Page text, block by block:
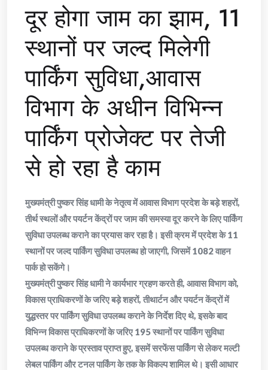
दूर होगा जाम का झाम, 11
स्थानों पर जल्द मिलेगी
पार्किंग सुविधा,आवास
विभाग के अधीन विभिन्न
पार्किंग प्रोजेक्ट पर तेजी
से हो रहा है काम
मुख्यमंत्री पुष्कर सिंह धामी के नेतृत्व में आवास विभाग प्रदेश के बड़े शहरों,
तीर्थ स्थलों और पयर्टन केंद्रों पर जाम की समस्या दूर करने के लिए पार्किंग
सुविधा उपलब्ध कराने का प्रयास कर रहा है। इसी क्रम में प्रदेश के 11
स्थानों पर जल्द पार्किंग सुविधा उपलब्ध हो जाएगी, जिसमें 1082 वाहन
पार्क हो सकेंगे।
मुख्यमंत्री पुष्कर सिंह धामी ने कार्यभार ग्रहण करते ही, आवास विभाग को,
विकास प्राधिकरणों के जरिए बड़े शहरों, तीथार्टन और पयर्टन केंद्रों में
युद्धस्तर पर पार्किंग सुविधा उपलब्ध कराने के निर्देश दिए थे, इसके बाद
विभिन्न विकास प्राधिकरणों के जरिए 195 स्थानों पर पार्किंग सुविधा
उपलब्ध कराने के प्रस्ताव प्राप्त हुए, इसमें सरफेंस पार्किंग से लेकर मल्टी
लेबल पार्किंग और टनल पार्किंग के तक के विकल्प शामिल थे। इसी आधार